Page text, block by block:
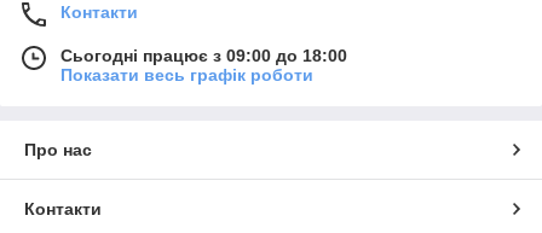
Контакти
Сьогодні працює з 09:00 до 18:00
Показати весь графік роботи
Про нас
Контакти